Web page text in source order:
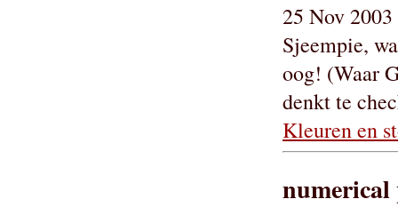
25 Nov
Sjeempie,
oog! (Waar
denkt te
Kleuren en
numerical